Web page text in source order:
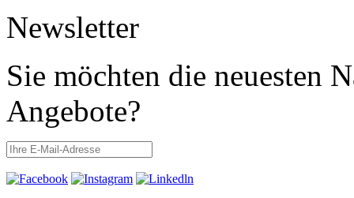
Newsletter
Sie möchten die neuesten
Angebote?